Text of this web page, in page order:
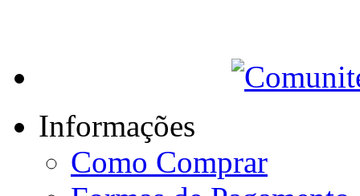
Informações
Como Comprar